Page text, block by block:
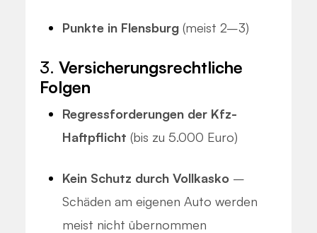
Punkte in Flensburg (meist 2–3)
3. Versicherungsrechtliche
Folgen
Regressforderungen der Kfz-
Haftpflicht (bis zu 5.000 Euro)
Kein Schutz durch Vollkasko –
Schäden am eigenen Auto werden
meist nicht übernommen